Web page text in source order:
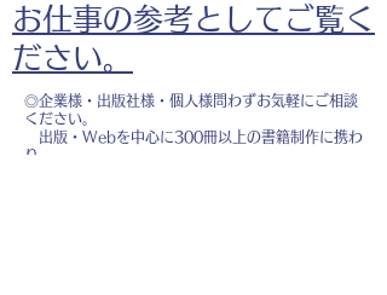
お仕事の参考としてご覧く
ださい。
◎企業様・出版社様・個人様問わずお気軽にご相談
ください。
出版・Webを中心に300冊以上の書籍制作に携わ
り、